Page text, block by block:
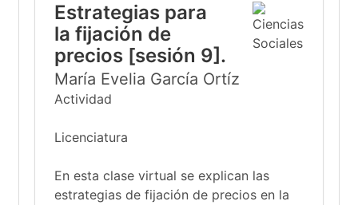
Estrategias para
la fijación de
precios [sesión 9].
María Evelia García Ortíz
Actividad
Licenciatura
En esta clase virtual se explican las
estrategias de fijación de precios en la